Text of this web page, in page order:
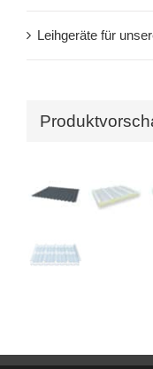
Leihgeräte für